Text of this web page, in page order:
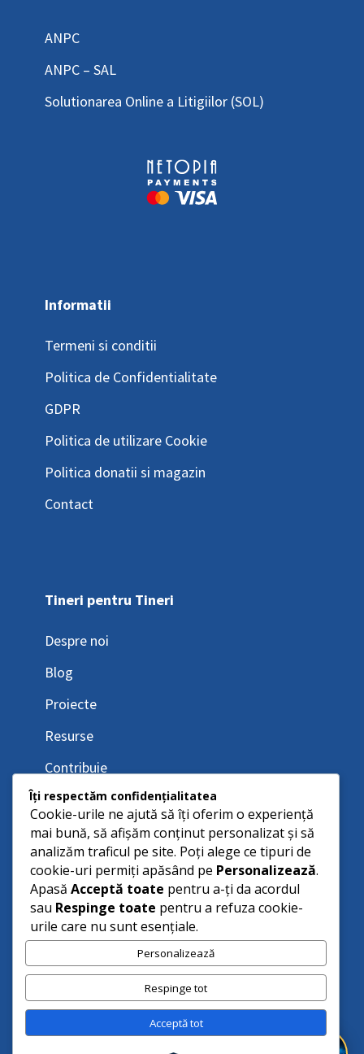
ANPC
ANPC – SAL
Solutionarea Online a Litigiilor (SOL)
Informatii
Termeni si conditii
Politica de Confidentialitate
GDPR
Politica de utilizare Cookie
Politica donatii si magazin
Contact
Tineri pentru Tineri
Despre noi
Blog
Proiecte
Resurse
Contribuie
Îți respectăm confidențialitatea
Cookie-urile ne ajută să îți oferim o experiență
mai bună, să afișăm conținut personalizat și să
analizăm traficul pe site. Poți alege ce tipuri de
cookie-uri permiți apăsând pe Personalizează.
Apasă Acceptă toate pentru a-ți da acordul
sau Respinge toate pentru a refuza cookie-
urile care nu sunt esențiale.
Personalizează
Respinge tot
Acceptă tot